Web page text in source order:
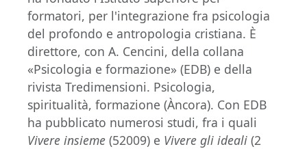
formatori, per l'integrazione fra psicologia
del profondo e antropologia cristiana. È
direttore, con A. Cencini, della collana
«Psicologia e formazione» (EDB) e della
rivista Tredimensioni. Psicologia,
spiritualità, formazione (Àncora). Con EDB
ha pubblicato numerosi studi, fra i quali
Vivere insieme (52009) e Vivere gli ideali (2